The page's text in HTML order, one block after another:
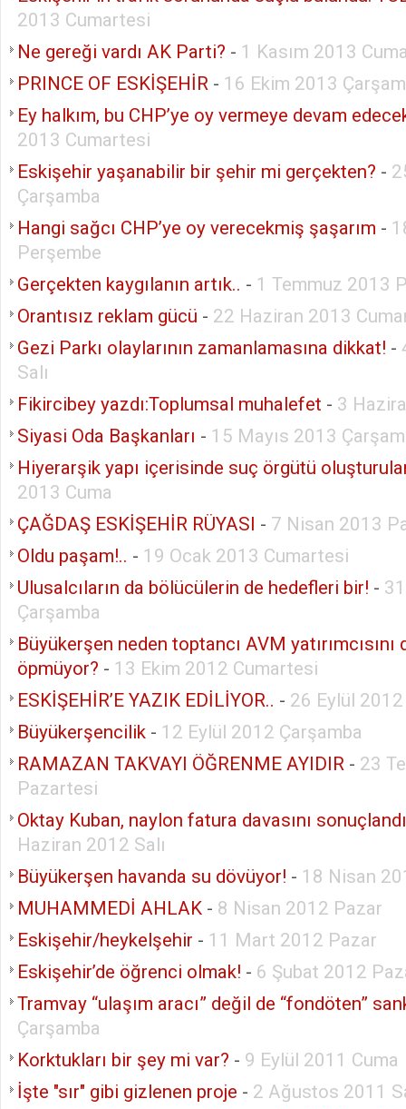
2013 Cumartesi
Ne gereği vardı AK Parti? - 1 Kasım 2013
PRINCE OF ESKİŞEHİR - 16 Ekim 2013
Ey halkım, bu CHP’ye oy vermeye devam
2013 Cumartesi
Eskişehir yaşanabilir bir şehir mi gerçekten? -
Çarşamba
Hangi sağcı CHP’ye oy verecekmiş şaşarım -
Perşembe
Gerçekten kaygılanın artık.. - 1 Temmuz 2013
Orantısız reklam gücü - 22 Haziran 2013
Gezi Parkı olaylarının zamanlamasına dikkat! -
Salı
Fikircibey yazdı:Toplumsal muhalefet - 3
Siyasi Oda Başkanları - 15 Mayıs 2013
Hiyerarşik yapı içerisinde suç örgütü
2013 Cuma
ÇAĞDAŞ ESKİŞEHİR RÜYASI - 7 Nisan 2013
Oldu paşam!.. - 19 Ocak 2013 Cumartesi
Ulusalcıların da bölücülerin de hedefleri bir! -
Çarşamba
Büyükerşen neden toptancı AVM yatırımcısını
öpmüyor? - 13 Ekim 2012 Cumartesi
ESKİŞEHİR’E YAZIK EDİLİYOR.. - 26 Eylül
Büyükerşencilik - 12 Eylül 2012 Çarşamba
RAMAZAN TAKVAYI ÖĞRENME AYIDIR - 23
Pazartesi
Oktay Kuban, naylon fatura davasını
Haziran 2012 Salı
Büyükerşen havanda su dövüyor! - 18 Nisan
MUHAMMEDİ AHLAK - 8 Nisan 2012 Pazar
Eskişehir/heykelşehir - 11 Mart 2012 Pazar
Eskişehir’de öğrenci olmak! - 6 Şubat 2012
Tramvay “ulaşım aracı” değil de “fondöten”
Çarşamba
Korktukları bir şey mi var? - 9 Eylül 2011 Cuma
İşte "sır" gibi gizlenen proje - 2 Ağustos 2011